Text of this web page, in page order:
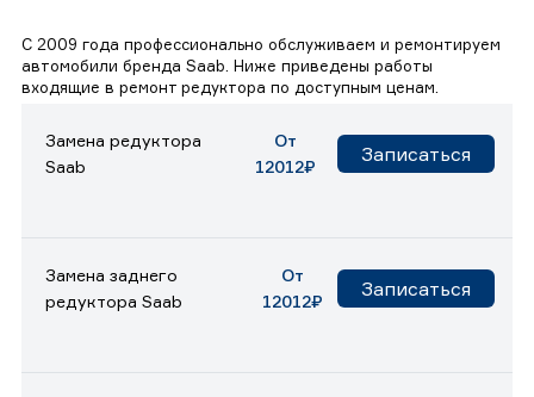
С 2009 года профессионально обслуживаем и ремонтируем
автомобили бренда Saab. Ниже приведены работы
входящие в ремонт редуктора по доступным ценам.
Замена редуктора
Saab
От
12012₽
Записаться
Замена заднего
редуктора Saab
От
12012₽
Записаться